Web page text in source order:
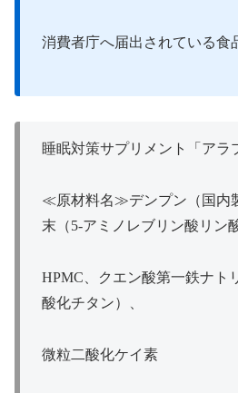
消費者庁へ届出されている食
睡眠対策サプリメント「アラ
≪原材料名≫デンプン（国内
末（5-アミノレブリン酸リン
HPMC、クエン酸第一鉄ナト
酸化チタン）、
微粒二酸化ケイ素